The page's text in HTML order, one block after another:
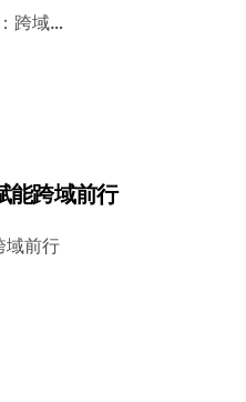
跨域…
能跨域前行
域前行